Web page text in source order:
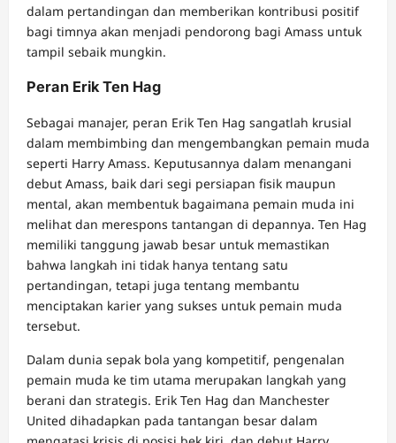
dalam pertandingan dan memberikan kontribusi positif
bagi timnya akan menjadi pendorong bagi Amass untuk
tampil sebaik mungkin.
Peran Erik Ten Hag
Sebagai manajer, peran Erik Ten Hag sangatlah krusial
dalam membimbing dan mengembangkan pemain muda
seperti Harry Amass. Keputusannya dalam menangani
debut Amass, baik dari segi persiapan fisik maupun
mental, akan membentuk bagaimana pemain muda ini
melihat dan merespons tantangan di depannya. Ten Hag
memiliki tanggung jawab besar untuk memastikan
bahwa langkah ini tidak hanya tentang satu
pertandingan, tetapi juga tentang membantu
menciptakan karier yang sukses untuk pemain muda
tersebut.
Dalam dunia sepak bola yang kompetitif, pengenalan
pemain muda ke tim utama merupakan langkah yang
berani dan strategis. Erik Ten Hag dan Manchester
United dihadapkan pada tantangan besar dalam